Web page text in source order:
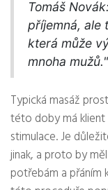
Tomáš
příjemná, ale
která může
mnoha mužů."
Typická masáž
této doby má
stimulace. Je
jinak, a proto by
potřebám a přáním